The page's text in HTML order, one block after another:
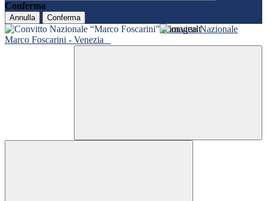
Conferma
Annulla Conferma
Convitto Nazionale
Marco Foscarini - Venezia